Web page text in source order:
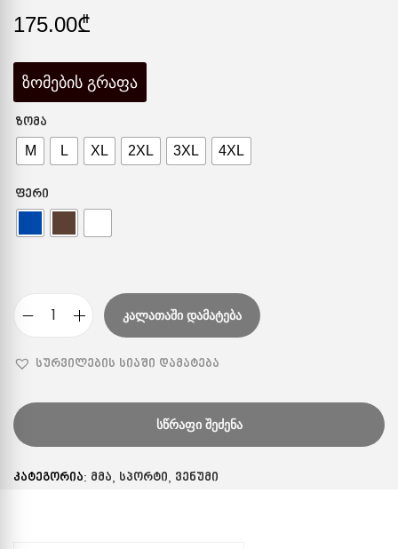
175.00₾
ზომების გრაფა
ᲖᲝᲛᲐ
M L XL 2XL 3XL 4XL
ᲤᲔᲠᲘ
ᲙᲐᲚᲐᲗᲐᲨᲘ ᲓᲐᲛᲐᲢᲔᲑᲐ
სურვილების სიაში დამატება
ᲡᲬᲠᲐᲤᲘ ᲨᲔᲫᲔᲜᲐ
კატეგორია: მმა სპორტი ვენუმი